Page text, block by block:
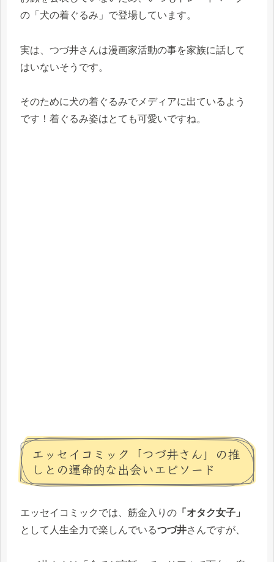
の「犬の着ぐるみ」で登場しています。
実は、つづ井さんは漫画家活動の事を家族に話して
はいないそうです。
そのために犬の着ぐるみでメディアに出ているよう
です！着ぐるみ姿はとても可愛いですね。
エッセイコミック「つづ井さん」の推
しとの運命的な出会いエピソード
エッセイコミックでは、筋金入りの 「オタク女子」
として人生全力で楽しんでいるつづ井さんですが、